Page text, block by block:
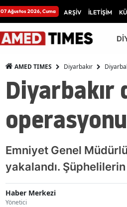
07 Ağustos 2026, Cuma ARŞİV İLETİŞİM
AMED TIMES Diyarbakır
Diyarbakır
Emniyet Genel
yakalandı.
Haber Merkezi
Yönetici